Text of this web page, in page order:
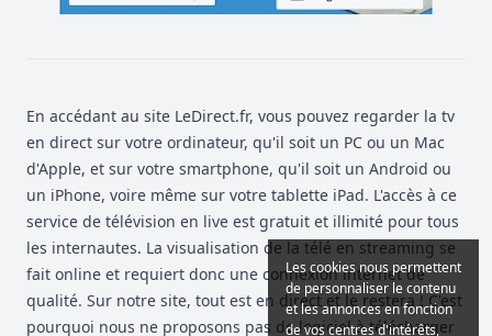
En accédant au site LeDirect.fr, vous pouvez regarder la tv
en direct sur votre ordinateur, qu'il soit un PC ou un Mac
d'Apple, et sur votre smartphone, qu'il soit un Android ou
un iPhone, voire même sur votre tablette iPad. L'accès à ce
service de télévision en live est gratuit et illimité pour tous
les internautes. La visualisation de la télé en streaming se
fait online et requiert donc une connexion internet de
qualité. Sur notre site, tout est en direct et le restera ! C'est
pourquoi nous ne proposons pas de logiciel à télécharger
Les cookies nous permettent
de personnaliser le contenu
et les annonces en fonction
de vos centres d'intérêts,